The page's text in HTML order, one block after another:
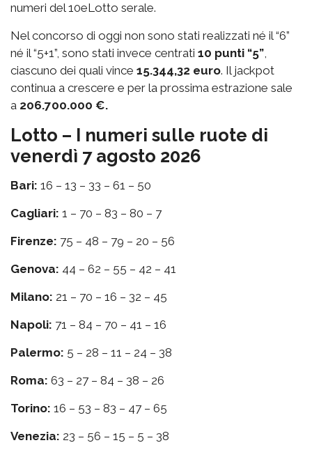
numeri del 10eLotto serale.
Nel concorso di oggi non sono stati realizzati né il “6”
né il “5+1”, sono stati invece centrati 10 punti “5”,
ciascuno dei quali vince 15.344,32 euro. Il jackpot
continua a crescere e per la prossima estrazione sale
a 206.700.000 €.
Lotto – I numeri sulle ruote di
venerdì 7 agosto 2026
Bari: 16 – 13 – 33 – 61 – 50
Cagliari: 1 – 70 – 83 – 80 – 7
Firenze: 75 – 48 – 79 – 20 – 56
Genova: 44 – 62 – 55 – 42 – 41
Milano: 21 – 70 – 16 – 32 – 45
Napoli: 71 – 84 – 70 – 41 – 16
Palermo: 5 – 28 – 11 – 24 – 38
Roma: 63 – 27 – 84 – 38 – 26
Torino: 16 – 53 – 83 – 47 – 65
Venezia: 23 – 56 – 15 – 5 – 38